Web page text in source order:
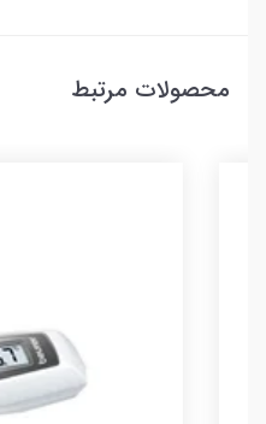
محصولات مرتبط